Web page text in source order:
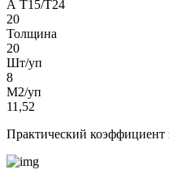
А Т15/Т24
20
Толщина
20
Шт/уп
8
М2/уп
11,52
Практический коэффициент